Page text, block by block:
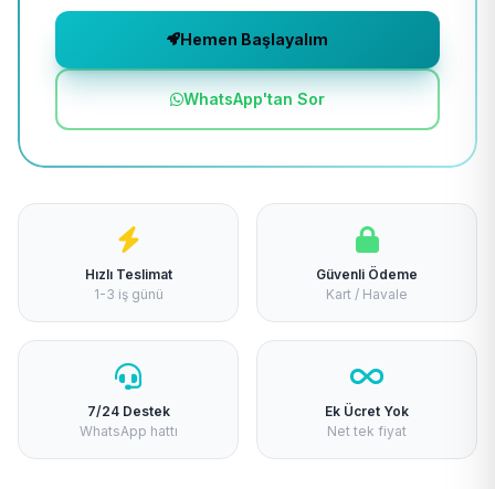
Hemen Başlayalım
WhatsApp'tan Sor
Hızlı Teslimat
1-3 iş günü
Güvenli Ödeme
Kart / Havale
7/24 Destek
WhatsApp hattı
Ek Ücret Yok
Net tek fiyat